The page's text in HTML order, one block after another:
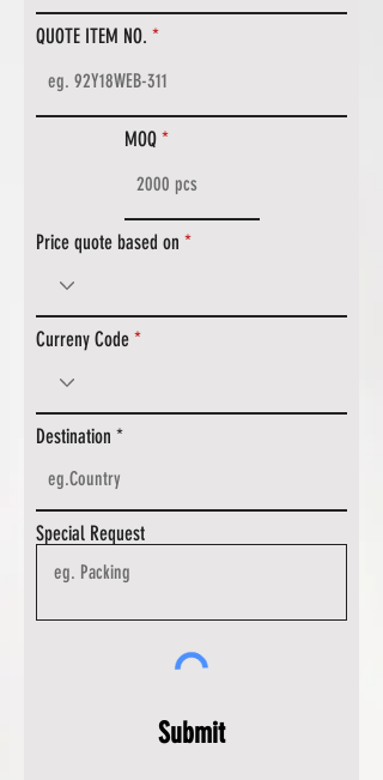
QUOTE ITEM NO.
MOQ
Price quote based on
Curreny Code
Destination
Special Request
Submit